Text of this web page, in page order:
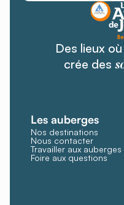
Des lieux
crée des
Les auberges
Nos destinations
Nous contacter
Travailler aux auberges
Foire aux questions